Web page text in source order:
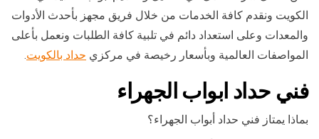
الكويت ونقدم كافة الخدمات من خلال فريق مجهز بأحدث الأدوات
والمعدات وعلى استعداد دائم في تلبية كافة الطلبات ونعمل بأعلى
المواصفات العالمية وبأسعار رخيصة في مركزي حداد بالكويت.
فني حداد ابواب الجهراء
بماذا يمتاز فني حداد أبواب الجهراء؟